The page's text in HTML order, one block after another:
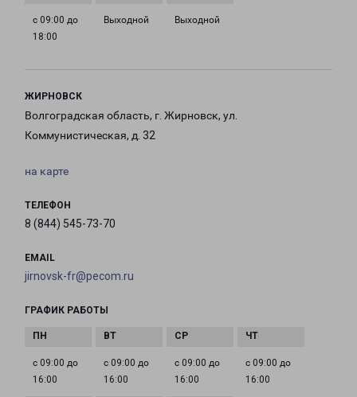
с 09:00 до
18:00
Выходной Выходной
ЖИРНОВСК
Волгоградская область, г. Жирновск, ул.
Коммунистическая, д. 32
на карте
ТЕЛЕФОН
8 (844) 545-73-70
EMAIL
jirnovsk-fr@pecom.ru
ГРАФИК РАБОТЫ
с 09:00 до
16:00
с 09:00 до
16:00
с 09:00 до
16:00
с 09:00 до
16:00